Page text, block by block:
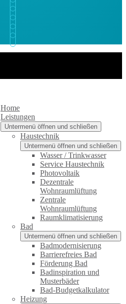
Home
Leistungen
Untermenü öffnen und schließen
Haustechnik
Untermenü öffnen und schließen
Wasser / Trinkwasser
Service Haustechnik
Photovoltaik
Dezentrale
Wohnraumlüftung
Zentrale
Wohnraumlüftung
Raumklimatisierung
Bad
Untermenü öffnen und schließen
Badmodernisierung
Barrierefreies Bad
Förderung Bad
Badinspiration und
Musterbäder
Bad-Budgetkalkulator
Heizung